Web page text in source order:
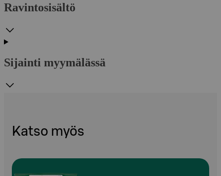
Ravintosisältö
Sijainti myymälässä
Katso myös